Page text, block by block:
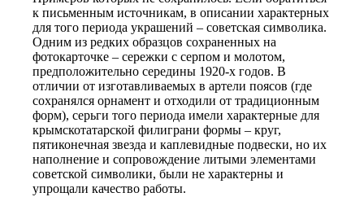
к письменным источникам, в описании характерных
для того периода украшений – советская символика.
Одним из редких образцов сохраненных на
фотокарточке – сережки с серпом и молотом,
предположительно середины 1920-х годов. В
отличии от изготавливаемых в артели поясов (где
сохранялся орнамент и отходили от традиционным
форм), серьги того периода имели характерные для
крымскотатарской филиграни формы – круг,
пятиконечная звезда и каплевидные подвески, но их
наполнение и сопровождение литыми элементами
советской символики, были не характерны и
упрощали качество работы.